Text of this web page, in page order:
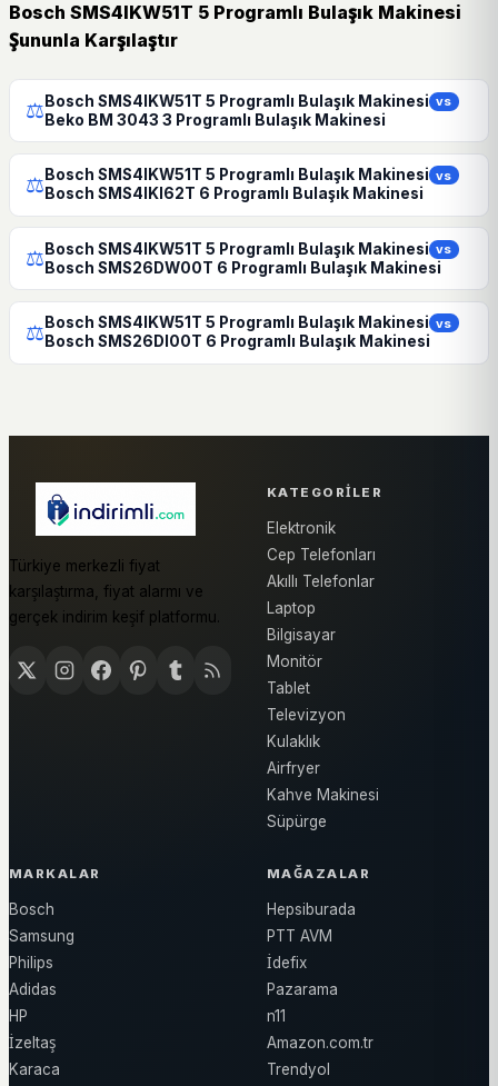
Bosch SMS4IKW51T 5 Programlı Bulaşık Makinesi
Şununla Karşılaştır
⚖ Bosch SMS4IKW51T 5 Programlı Bulaşık Makinesi vs
Beko BM 3043 3 Programlı Bulaşık Makinesi
⚖ Bosch SMS4IKW51T 5 Programlı Bulaşık Makinesi vs
Bosch SMS4IKI62T 6 Programlı Bulaşık Makinesi
⚖ Bosch SMS4IKW51T 5 Programlı Bulaşık Makinesi vs
Bosch SMS26DW00T 6 Programlı Bulaşık Makinesi
⚖ Bosch SMS4IKW51T 5 Programlı Bulaşık Makinesi vs
Bosch SMS26DI00T 6 Programlı Bulaşık Makinesi
Türkiye merkezli fiyat
karşılaştırma, fiyat alarmı ve
gerçek indirim keşif platformu.
KATEGORILER
Elektronik
Cep Telefonları
Akıllı Telefonlar
Laptop
Bilgisayar
Monitör
Tablet
Televizyon
Kulaklık
Airfryer
Kahve Makinesi
Süpürge
MARKALAR
Bosch
Samsung
Philips
Adidas
HP
İzeltaş
Karaca
MAĞAZALAR
Hepsiburada
PTT AVM
İdefix
Pazarama
n11
Amazon.com.tr
Trendyol